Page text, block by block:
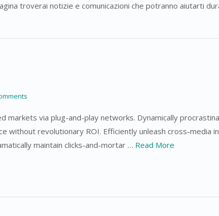
troverai notizie e comunicazioni che potranno aiutarti
markets via plug-and-play networks. Dynamically
without revolutionary ROI. Efficiently unleash cross-media
maintain clicks-and-mortar … Read More